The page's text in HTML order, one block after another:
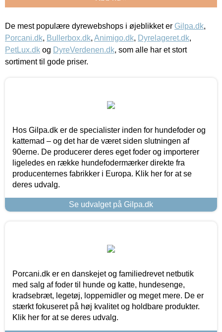
De mest populære dyrewebshops i øjeblikket er Gilpa.dk,
Porcani.dk, Bullerbox.dk, Animigo.dk, Dyrelageret.dk,
PetLux.dk og DyreVerdenen.dk, som alle har et stort
sortiment til gode priser.
Hos Gilpa.dk er de specialister inden for hundefoder og
kattemad – og det har de været siden slutningen af
90erne. De producerer deres eget foder og importerer
ligeledes en række hundefodermærker direkte fra
producenternes fabrikker i Europa. Klik her for at se
deres udvalg.
Se udvalget på Gilpa.dk
Porcani.dk er en danskejet og familiedrevet netbutik
med salg af foder til hunde og katte, hundesenge,
kradsebræt, legetøj, loppemidler og meget mere. De er
stærkt fokuseret på høj kvalitet og holdbare produkter.
Klik her for at se deres udvalg.